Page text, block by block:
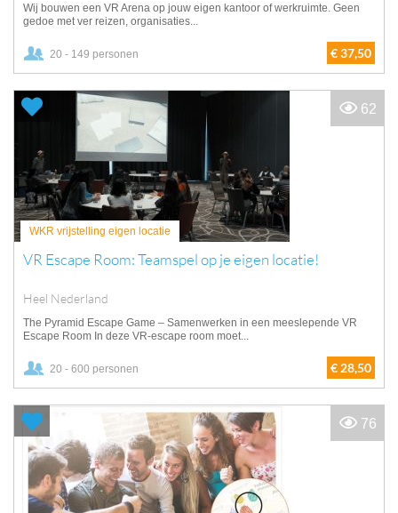
Wij bouwen een VR Arena op jouw eigen kantoor of werkruimte. Geen
gedoe met ver reizen, organisaties...
20 - 149 personen € 37,50
WKR vrijstelling eigen locatie
VR Escape Room: Teamspel op je eigen locatie!
Heel Nederland
The Pyramid Escape Game – Samenwerken in een meeslepende VR
Escape Room In deze VR-escape room moet...
20 - 600 personen € 28,50
62
76